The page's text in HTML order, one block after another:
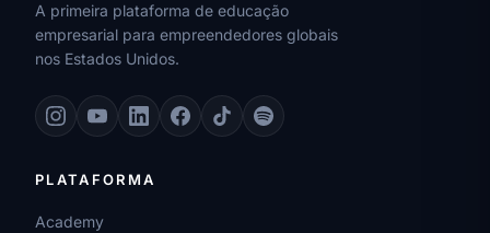
A primeira plataforma de educação
empresarial para empreendedores globais
nos Estados Unidos.
PLATAFORMA
Academy